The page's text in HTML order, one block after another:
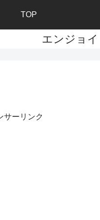
エンジョ
TOP
サーリンク